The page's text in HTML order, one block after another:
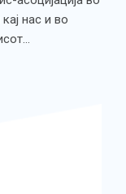
нас и во